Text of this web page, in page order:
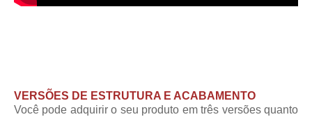
VERSÕES DE ESTRUTURA E ACABAMENTO
Você pode adquirir o seu produto em três versões quanto